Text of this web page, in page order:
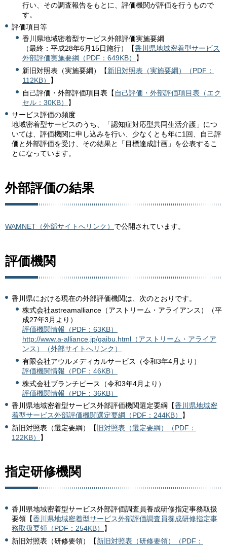
行い、その調査報告をもとに、評価機関が評価を行うもので
す。
評価項目等
香川県地域密着型サービス外部評価実施要綱
（最終：平成28年6月15日施行）【香川県地域密着型サービス
外部評価実施要綱（PDF：649KB）
】
新旧対照表（実施要綱）【新旧対照表（実施要綱）（PDF：
112KB）
】
自己評価・外部評価項目表【 自己評価・外部評価項目表（エク
セル：30KB）
】
サービス評価の頻度
地域密着型サービスのうち、「認知症対応型共同生活介護」につ
いては、評価機関に申し込みを行い、少なくとも年に1回、自己評
価と外部評価を受け、その結果と「目標達成計画」を公表するこ
とになっています。
外部評価の結果
WAMNET（外部サイトへリンク） で公開されています。
評価機関
香川県における現在の外部評価機関は、次のとおりです。
株式会社astreamalliance（アストリーム・アライアンス）（平
成27年3月より）
評価機関情報（PDF：63KB）
http://www.a-alliance.jp/gaibu.html（アストリーム・アライア
ンス）（外部サイトへリンク）
有限会社アウルメディカルサービス（令和3年4月より）
評価機関情報（PDF：46KB）
株式会社ブランチピース（令和3年4月より）
評価機関情報（PDF：36KB）
香川県地域密着型サービス外部評価機関選定要綱【香川県地域密
着型サービス外部評価機関選定要綱（PDF：244KB）
】
新旧対照表（選定要綱）【 旧対照表（選定要綱）（PDF：
122KB）
】
指定研修機関
香川県地域密着型サービス外部評価調査員養成研修指定事務取扱
要領【香川県地域密着型サービス外部評価調査員養成研修指定事
務取扱要領（PDF：254KB）
】
新旧対照表（研修要領）【新旧対照表（研修要領）（PDF：